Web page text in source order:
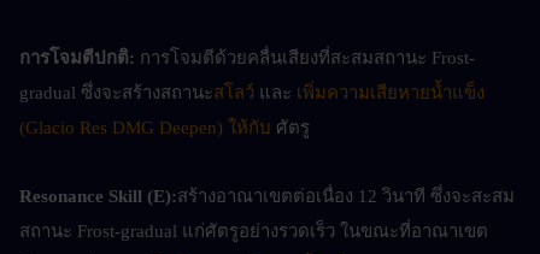
การโจมตีปกติ: การโจมตีด้วยคลื่นเสียงที่สะสมสถานะ Frost-
gradual ซึ่งจะสร้างสถานะสโลว์ และ เพิ่มความเสียหายน้ำแข็ง
(Glacio Res DMG Deepen) ให้กับ ศัตรู
Resonance Skill (E):สร้างอาณาเขตต่อเนื่อง 12 วินาที ซึ่งจะสะสม
สถานะ Frost-gradual แก่ศัตรูอย่างรวดเร็ว ในขณะที่อาณาเขต